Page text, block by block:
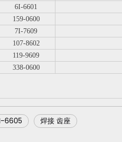
6I-6601
159-0600
7I-7609
107-8602
119-9609
338-0600
6605 焊接 齿座